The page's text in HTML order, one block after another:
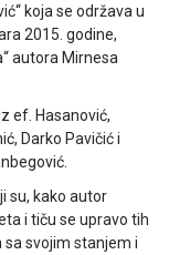
koja se održava u
2015. godine,
autora Mirnesa
ef. Hasanović,
Darko Pavičić i
su, kako autor
i tiču se upravo tih
svojim stanjem i